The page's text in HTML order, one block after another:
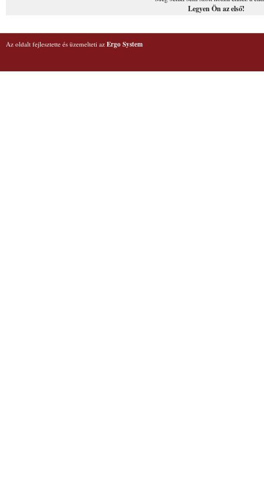
Legyen Ön az első!
Az oldalt fejlesztette és üzemelteti az Ergo System